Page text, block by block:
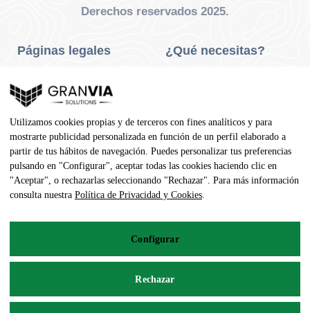
Derechos reservados 2025.
Páginas legales
Privacidad Y Cookies
Aviso Legal
Condiciones De Compra
Contacto
¿Qué necesitas?
Neumáticos Agrícola
Dirección
pedidos@neumaticoecologico.com
De Lunes a Viernes: 08:30 – 14:00 16:00 – 19:00
Utilizamos cookies propias y de terceros con fines analíticos y para
mostrarte publicidad personalizada en función de un perfil elaborado a
partir de tus hábitos de navegación. Puedes personalizar tus preferencias
pulsando en "Configurar", aceptar todas las cookies haciendo clic en
"Aceptar", o rechazarlas seleccionando "Rechazar". Para más información
consulta nuestra Política de Privacidad y Cookies.
Configurar
Rechazar